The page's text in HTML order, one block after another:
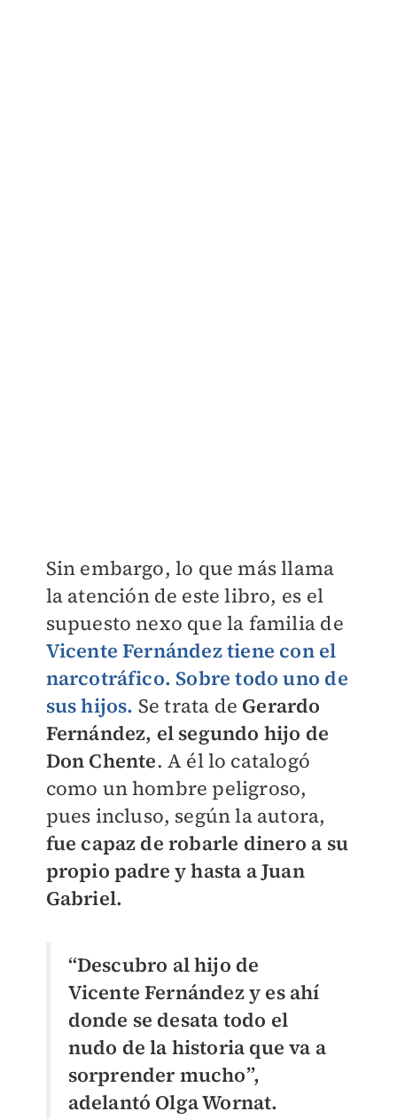
Sin embargo, lo que más llama
la atención de este libro, es el
supuesto nexo que la familia de
Vicente Fernández tiene con el
narcotráfico. Sobre todo uno de
sus hijos. Se trata de Gerardo
Fernández, el segundo hijo de
Don Chente. A él lo catalogó
como un hombre peligroso,
pues incluso, según la autora,
fue capaz de robarle dinero a su
propio padre y hasta a Juan
Gabriel.
“Descubro al hijo de
Vicente Fernández y es ahí
donde se desata todo el
nudo de la historia que va a
sorprender mucho”,
adelantó Olga Wornat.